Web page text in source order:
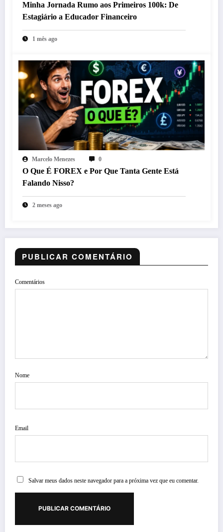
Minha Jornada Rumo aos Primeiros 100k: De
Estagiário a Educador Financeiro
1 mês ago
Marcelo Menezes 0
O Que É FOREX e Por Que Tanta Gente Está
Falando Nisso?
2 meses ago
PUBLICAR COMENTÁRIO
Comentários
Nome
Email
Salvar meus dados neste navegador para a próxima vez que eu comentar.